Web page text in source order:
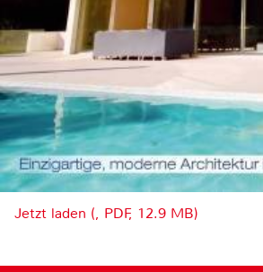
Jetzt laden (, PDF, 12.9 MB)